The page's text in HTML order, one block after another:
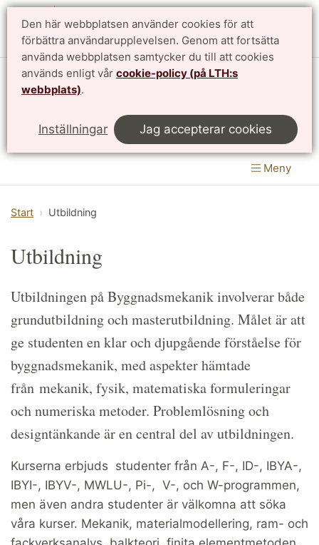
Den här webbplatsen använder cookies för att
förbättra användarupplevelsen. Genom att fortsätta
använda webbplatsen samtycker du till att cookies
används enligt vår cookie-policy (på LTH:s
webbplats).
Inställningar Jag accepterar cookies
Avdelningen för byggnadsmekanik
Institutionen för byggvetenskaper|LTH, Lunds
Tekniska Högskola
Meny
Start Utbildning
Utbildning
Utbildningen på Byggnadsmekanik involverar både
grundutbildning och masterutbildning. Målet är att
ge studenten en klar och djupgående förståelse för
byggnadsmekanik, med aspekter hämtade
från mekanik, fysik, matematiska formuleringar
och numeriska metoder. Problemlösning och
designtänkande är en central del av utbildningen.
Kurserna erbjuds studenter från A-, F-, ID-, IBYA-,
IBYI-, IBYV-, MWLU-, Pi-, V-, och W-programmen,
men även andra studenter är välkomna att söka
våra kurser. Mekanik, materialmodellering, ram- och